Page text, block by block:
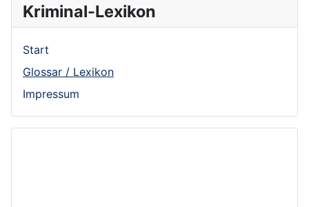
Kriminal-Lexikon
Start
Glossar / Lexikon
Impressum